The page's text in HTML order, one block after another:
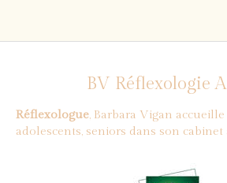
BV Réflexologie
Réflexologue, Barbara Vigan
adolescents, seniors dans son cabinet